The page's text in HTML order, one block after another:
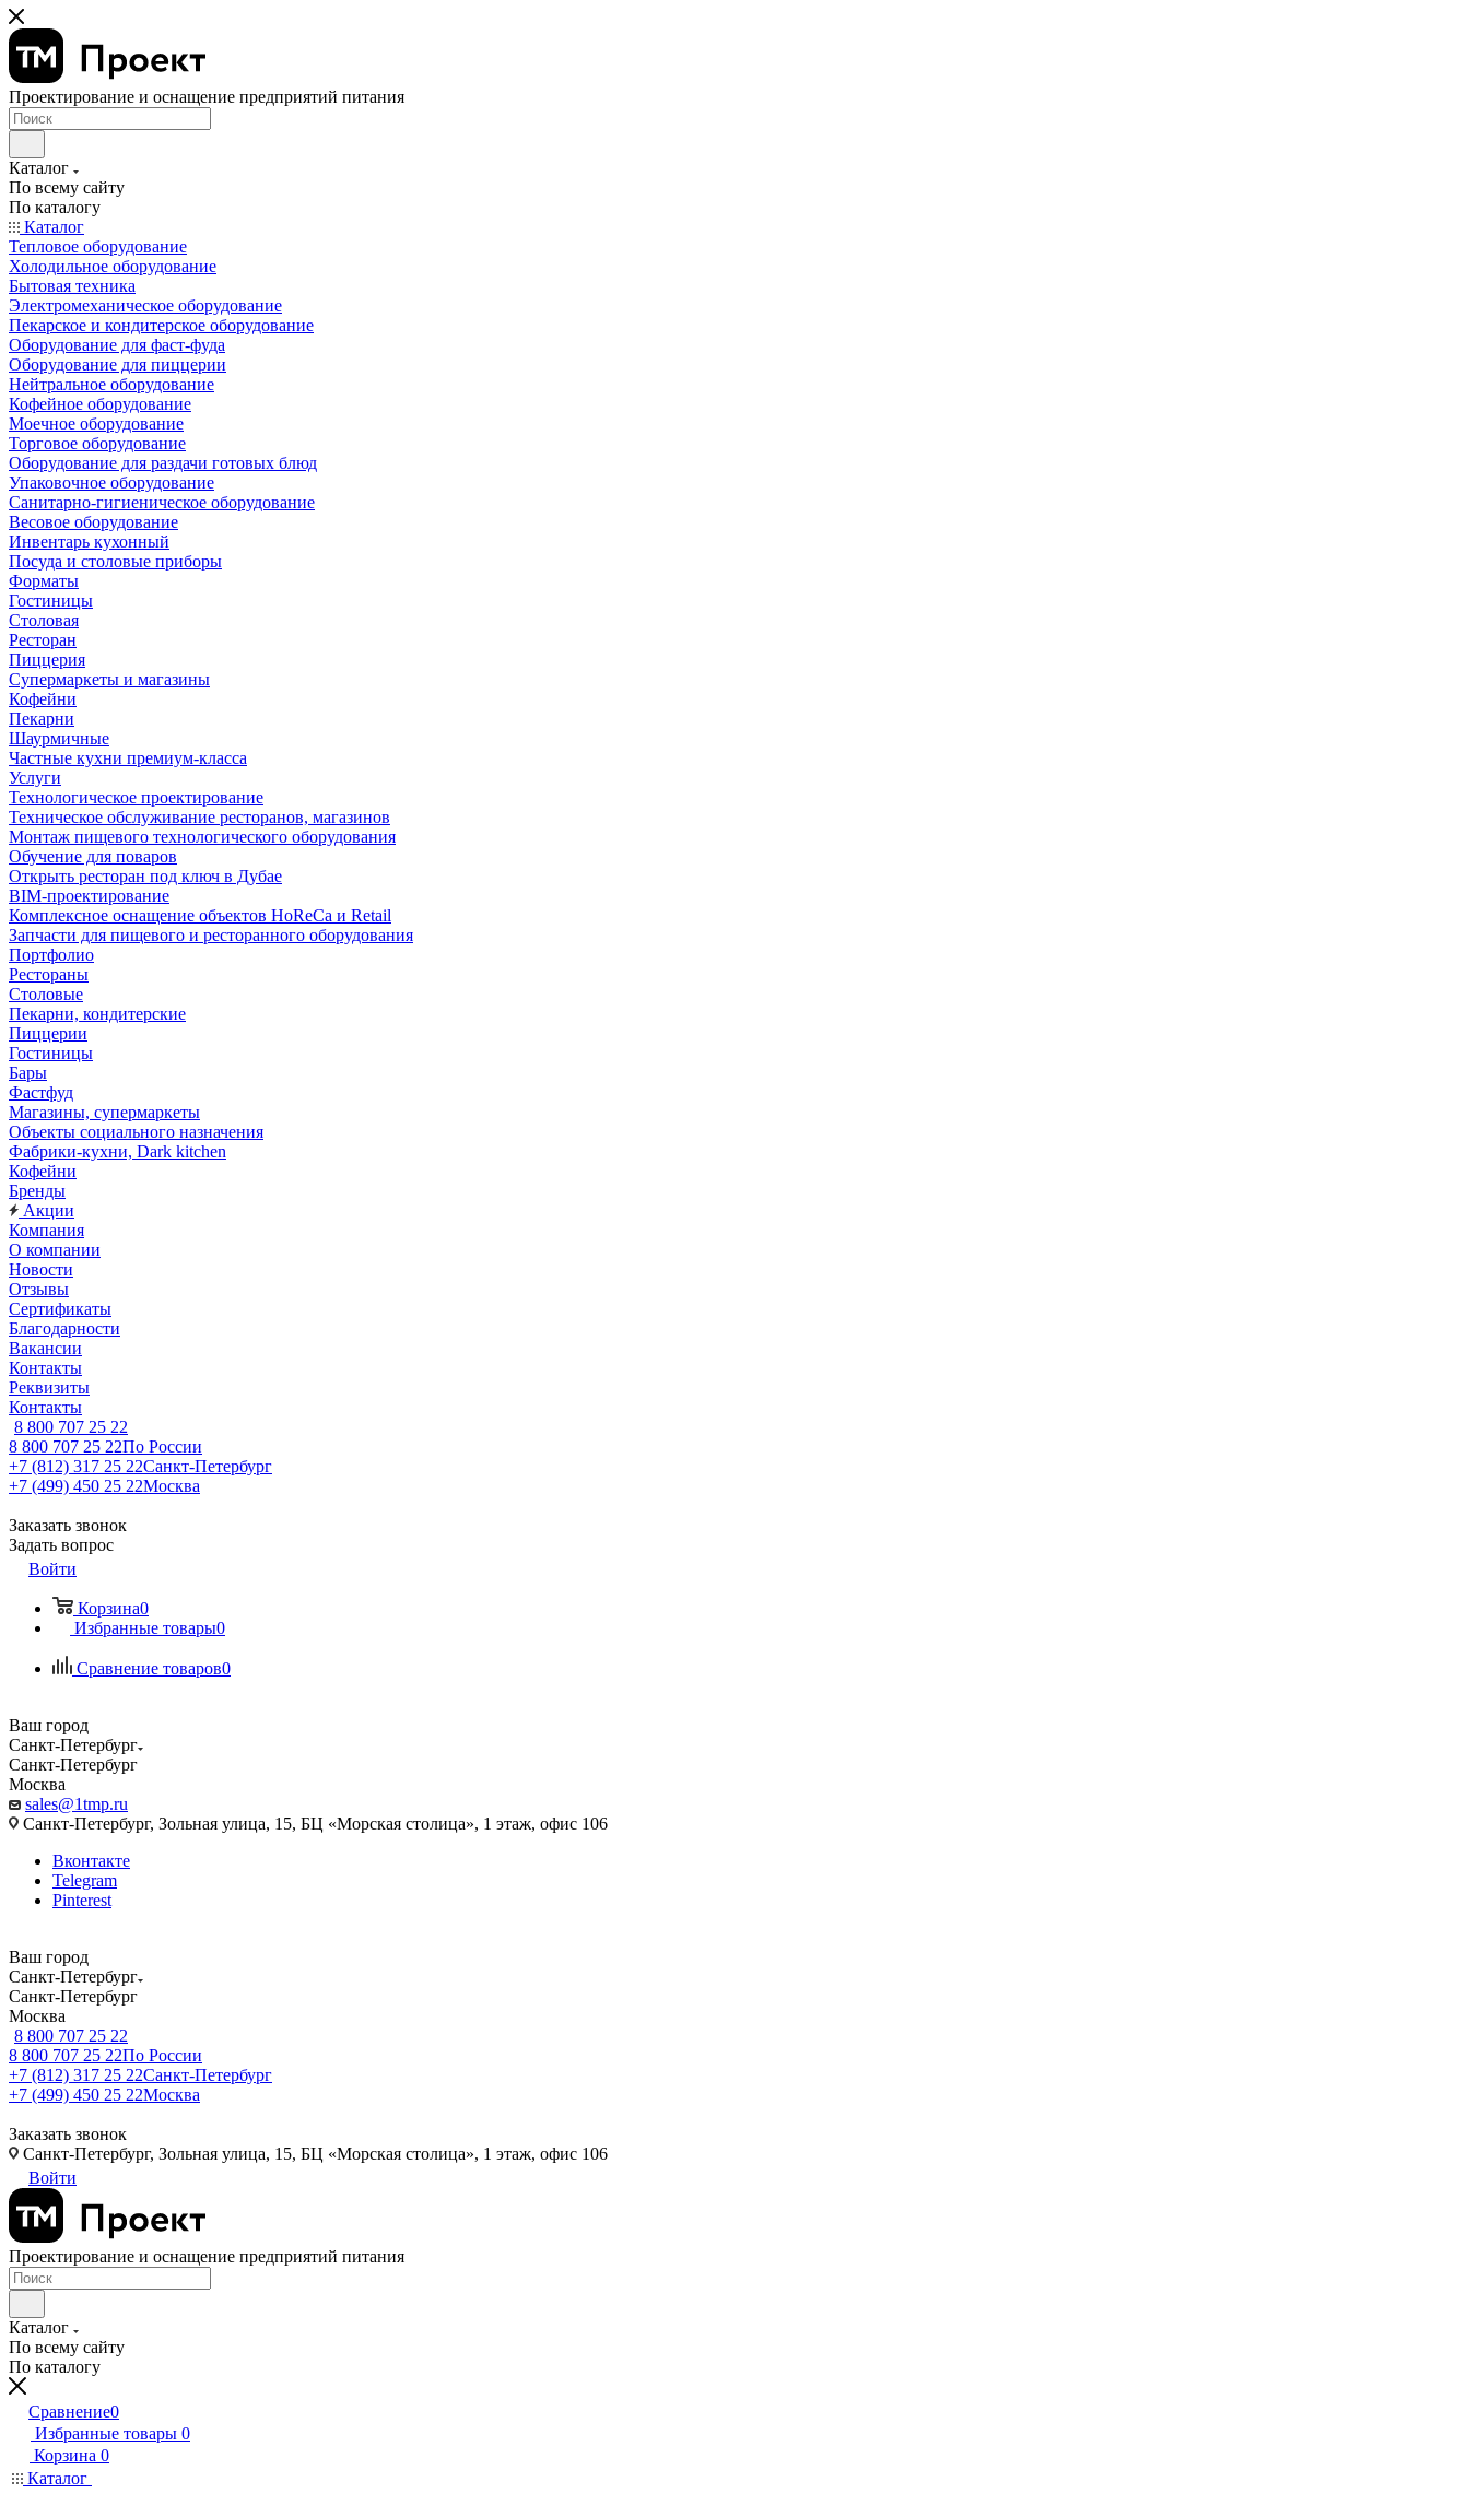
Проектирование и оснащение предприятий питания
Каталог
По всему сайту
По каталогу
Каталог
Тепловое оборудование
Холодильное оборудование
Бытовая техника
Электромеханическое оборудование
Пекарское и кондитерское оборудование
Оборудование для фаст-фуда
Оборудование для пиццерии
Нейтральное оборудование
Кофейное оборудование
Моечное оборудование
Торговое оборудование
Оборудование для раздачи готовых блюд
Упаковочное оборудование
Санитарно-гигиеническое оборудование
Весовое оборудование
Инвентарь кухонный
Посуда и столовые приборы
Форматы
Гостиницы
Столовая
Ресторан
Пиццерия
Супермаркеты и магазины
Кофейни
Пекарни
Шаурмичные
Частные кухни премиум-класса
Услуги
Технологическое проектирование
Техническое обслуживание ресторанов, магазинов
Монтаж пищевого технологического оборудования
Обучение для поваров
Открыть ресторан под ключ в Дубае
BIM-проектирование
Комплексное оснащение объектов HoReCa и Retail
Запчасти для пищевого и ресторанного оборудования
Портфолио
Рестораны
Столовые
Пекарни, кондитерские
Пиццерии
Гостиницы
Бары
Фастфуд
Магазины, супермаркеты
Объекты социального назначения
Фабрики-кухни, Dark kitchen
Кофейни
Бренды
Акции
Компания
О компании
Новости
Отзывы
Сертификаты
Благодарности
Вакансии
Контакты
Реквизиты
Контакты
8 800 707 25 22
8 800 707 25 22По России
+7 (812) 317 25 22Санкт-Петербург
+7 (499) 450 25 22Москва
Заказать звонок
Задать вопрос
Войти
Корзина0
Избранные товары0
Сравнение товаров0
Ваш город
Санкт-Петербург
Санкт-Петербург
Москва
sales@1tmp.ru
Санкт-Петербург, Зольная улица, 15, БЦ «Морская столица», 1 этаж, офис 106
Вконтакте
Telegram
Pinterest
Ваш город
Санкт-Петербург
Санкт-Петербург
Москва
8 800 707 25 22
8 800 707 25 22По России
+7 (812) 317 25 22Санкт-Петербург
+7 (499) 450 25 22Москва
Заказать звонок
Санкт-Петербург, Зольная улица, 15, БЦ «Морская столица», 1 этаж, офис 106
Войти
Проектирование и оснащение предприятий питания
Каталог
По всему сайту
По каталогу
Сравнение0
Избранные товары 0
Корзина 0
Каталог